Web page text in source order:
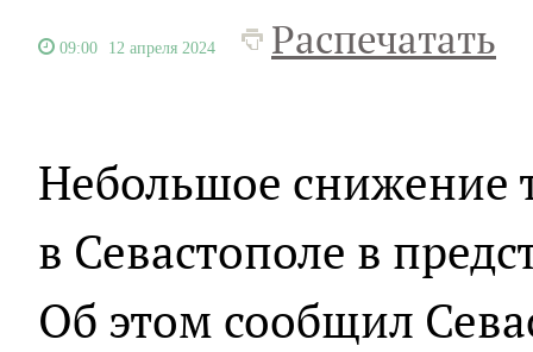
09:00 12 апреля 2024 Распечатать
Небольшое снижение
в Севастополе в
Об этом сообщил